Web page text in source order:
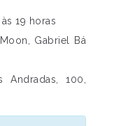
19 horas
Gabriel Bá
Andradas, 100,